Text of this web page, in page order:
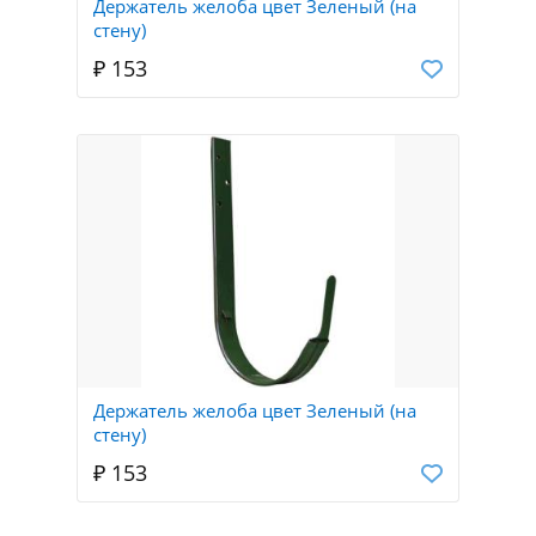
Держатель желоба цвет Зеленый (на
стену)
₽ 153
Держатель желоба цвет Зеленый (на
стену)
₽ 153